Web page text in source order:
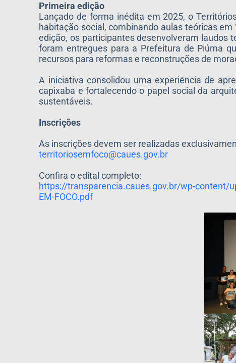
Primeira edição
Lançado de forma inédita em 2025, o
habitação social, combinando aulas teóricas
edição, os participantes desenvolveram laudos
foram entregues para a Prefeitura de Piúma
recursos para reformas e reconstruções de
A iniciativa consolidou uma experiência de
capixaba e fortalecendo o papel social da
sustentáveis.
Inscrições
As inscrições devem ser realizadas
territoriosemfoco@caues.gov.br
Confira o edital completo:
https://transparencia.caues.gov.br/wp-content/
EM-FOCO.pdf